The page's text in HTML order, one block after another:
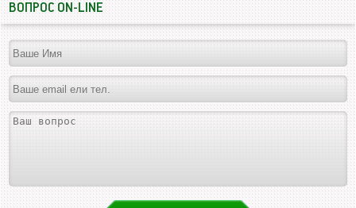
ВОПРОС ON-LINE